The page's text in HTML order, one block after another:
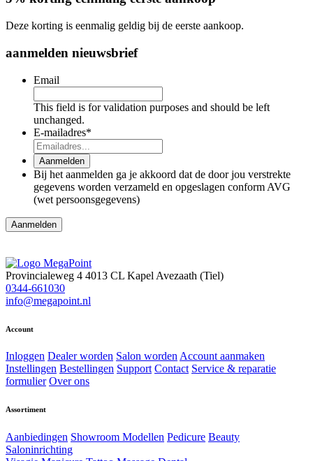
Deze korting is eenmalig geldig bij de eerste aankoop.
aanmelden nieuwsbrief
Email
This field is for validation purposes and should be left
unchanged.
E-mailadres*
Aanmelden
Bij het aanmelden ga je akkoord dat de door jou verstrekte
gegevens worden verzameld en opgeslagen conform AVG
(wet persoonsgegevens)
Provincialeweg 4 4013 CL Kapel Avezaath (Tiel)
0344-661030
info@megapoint.nl
Account
Inloggen Dealer worden Salon wordenAccount aanmaken
Instellingen Bestellingen Support Contact Service & reparatie
formulier Over ons
Assortiment
Aanbiedingen Showroom Modellen Pedicure Beauty
Saloninrichting